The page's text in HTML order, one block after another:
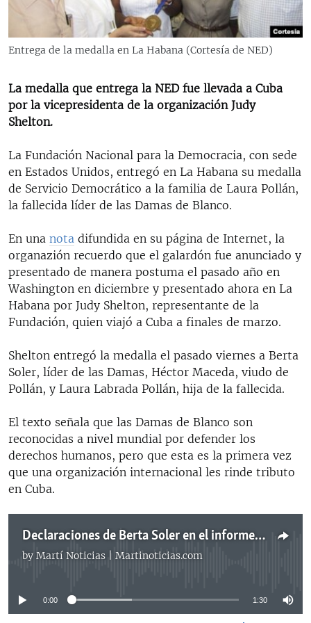
RADIO MARTÍ
ESPECIALES
LA REALIDAD DE LA VIVIENDA EN CUBA
SER VIEJO EN CUBA
LOS SANTOS DE HIALEAH
DESINFORMACIÓN RUSA EN AMÉRICA LATINA
LA INVASIÓN DE RUSIA A UCRANIA
EDITORIALES
SÍGUENOS
Entrega de la medalla en La Habana (Cortesía de NED)
La medalla que entrega la NED fue llevada a Cuba
por la vicepresidenta de la organización Judy
Shelton.
La Fundación Nacional para la Democracia, con sede
en Estados Unidos, entregó en La Habana su medalla
de Servicio Democrático a la familia de Laura Pollán,
la fallecida líder de las Damas de Blanco.
En una nota difundida en su página de Internet, la
organazión recuerdo que el galardón fue anunciado y
presentado de manera postuma el pasado año en
Washington en diciembre y presentado ahora en La
Habana por Judy Shelton, representante de la
Fundación, quien viajó a Cuba a finales de marzo.
Shelton entregó la medalla el pasado viernes a Berta
Soler, líder de las Damas, Héctor Maceda, viudo de
Pollán, y Laura Labrada Pollán, hija de la fallecida.
El texto señala que las Damas de Blanco son
reconocidas a nivel mundial por defender los
derechos humanos, pero que esta es la primera vez
que una organización internacional les rinde tributo
en Cuba.
Declaraciones de Berta Soler en el informe de Alfredo Monroy para Radio MArtí
by Martí Noticias | Martinoticias.com
No media source currently available
0:00 1:30